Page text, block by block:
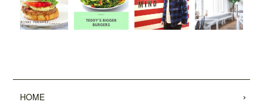
2022.01.28
「わんことワクワク旅行'22〜'23 (COSMI
2021.12.03
HOME